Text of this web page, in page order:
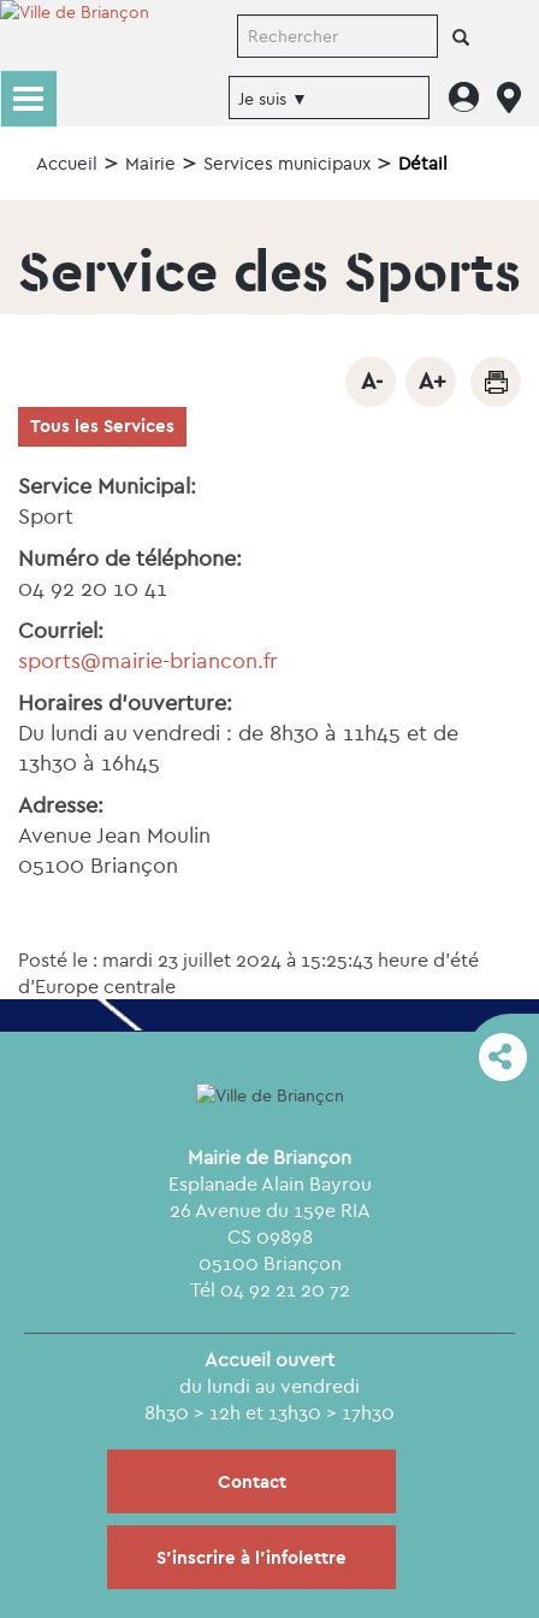
Accueil Mairie Services municipaux Détail
Service des Sports
Tous les Services
Service Municipal:
Sport
Numéro de téléphone:
04 92 20 10 41
Courriel:
sports@mairie-briancon.fr
Horaires d'ouverture:
Du lundi au vendredi : de 8h30 à 11h45 et de
13h30 à 16h45
Adresse:
Avenue Jean Moulin
05100 Briançon
Posté le : mardi 23 juillet 2024 à 15:25:43 heure d’été
d’Europe centrale
Mairie de Briançon
Esplanade Alain Bayrou
26 Avenue du 159e RIA
CS 09898
05100 Briançon
Tél 04 92 21 20 72
Accueil ouvert
du lundi au vendredi
8h30 > 12h et 13h30 > 17h30
Contact
S'inscrire à l'infolettre